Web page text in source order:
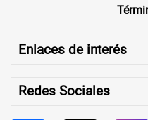
Enlaces de interés
Redes Sociales